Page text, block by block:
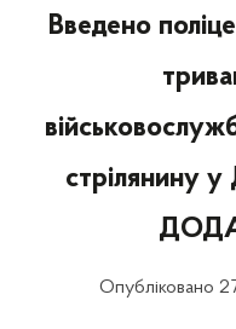
Введено
стрілянину
Опубліковано